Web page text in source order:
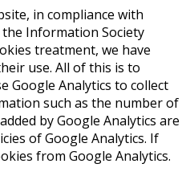
in compliance with
Information Society
treatment, we have
use. All of this is to
Google Analytics to collect
such as the number of
by Google Analytics are
of Google Analytics. If
from Google Analytics.